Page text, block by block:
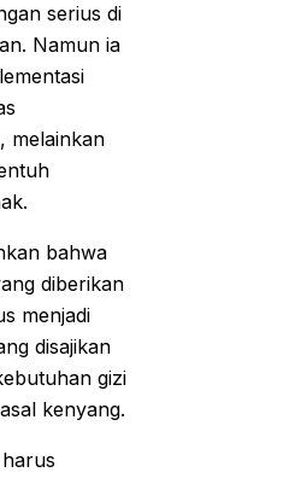
serius di
Namun ia
melainkan
bahwa
diberikan
menjadi
disajikan
gizi
kenyang.